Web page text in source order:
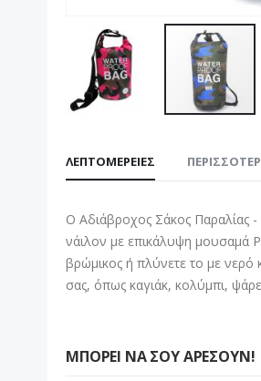
αρχή
συλλογής
εικόνων
ΛΕΠΤΟΜΈΡΕΙΕΣ
Ο Αδιάβροχος Σάκος Παραλίας -
νάιλον με επικάλυψη μουσαμά
βρώμικος ή πλύνετε το με νερό
σας, όπως καγιάκ, κολύμπι,
ΜΠΟΡΕΊ ΝΑ ΣΟΥ ΑΡΈΣΟΥΝ!